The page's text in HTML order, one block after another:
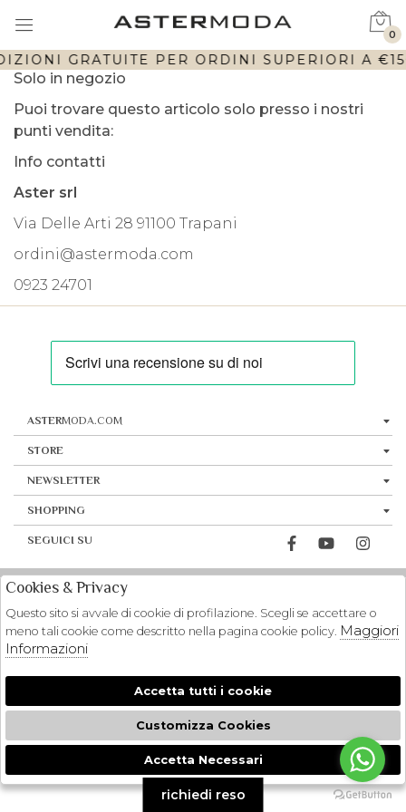
GRATUITE PER ORDINI SUPERIORI A
0
Solo in negozio
Puoi trovare questo articolo solo presso i nostri
punti vendita:
Info contatti
Aster srl
Via Delle Arti 28 91100 Trapani
ordini@astermoda.com
0923 24701
ASTERMODA.COM
STORE
NEWSLETTER
SHOPPING
SEGUICI SU
🍪
richiedi reso
Cookies & Privacy
Questo sito si avvale di cookie di profilazione. Scegli se accettare o
meno tali cookie come descritto nella pagina cookie policy. Maggiori
Informazioni
Accetta tutti i cookie
Customizza Cookies
Accetta Necessari